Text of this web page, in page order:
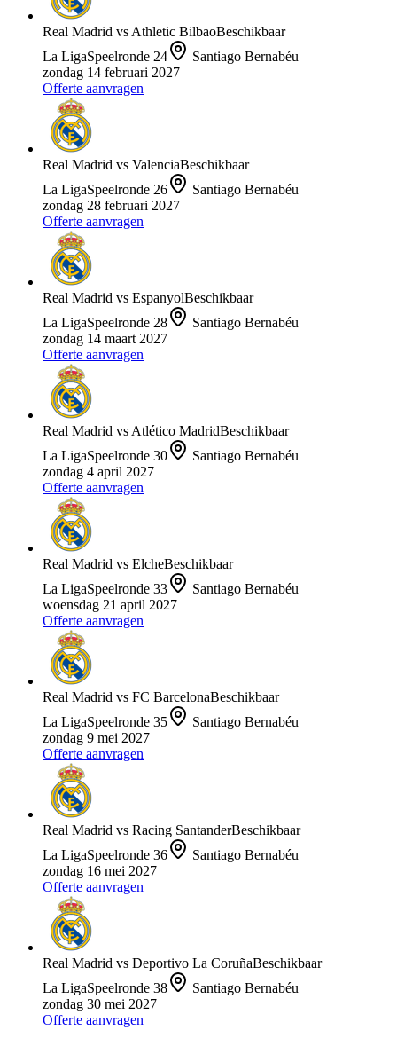
Real Madrid vs Athletic BilbaoBeschikbaar
La LigaSpeelronde 24
Santiago Bernabéu
zondag 14 februari 2027
Offerte aanvragen
Real Madrid vs ValenciaBeschikbaar
La LigaSpeelronde 26
Santiago Bernabéu
zondag 28 februari 2027
Offerte aanvragen
Real Madrid vs EspanyolBeschikbaar
La LigaSpeelronde 28
Santiago Bernabéu
zondag 14 maart 2027
Offerte aanvragen
Real Madrid vs Atlético MadridBeschikbaar
La LigaSpeelronde 30
Santiago Bernabéu
zondag 4 april 2027
Offerte aanvragen
Real Madrid vs ElcheBeschikbaar
La LigaSpeelronde 33
Santiago Bernabéu
woensdag 21 april 2027
Offerte aanvragen
Real Madrid vs FC BarcelonaBeschikbaar
La LigaSpeelronde 35
Santiago Bernabéu
zondag 9 mei 2027
Offerte aanvragen
Real Madrid vs Racing SantanderBeschikbaar
La LigaSpeelronde 36
Santiago Bernabéu
zondag 16 mei 2027
Offerte aanvragen
Real Madrid vs Deportivo La CoruñaBeschikbaar
La LigaSpeelronde 38
Santiago Bernabéu
zondag 30 mei 2027
Offerte aanvragen